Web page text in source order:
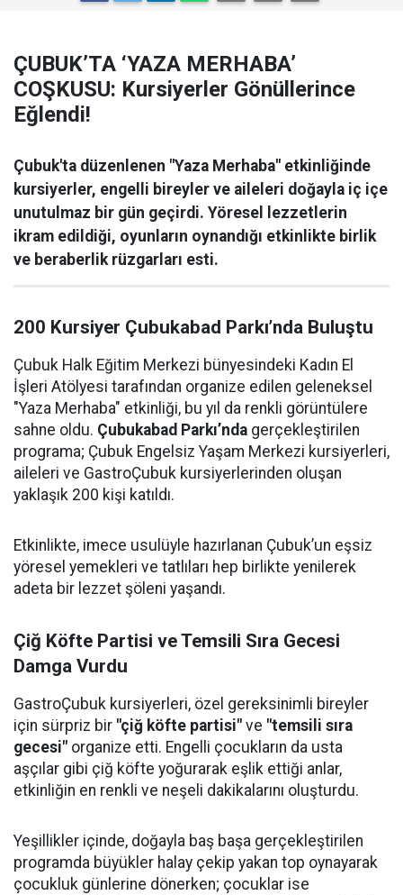
ÇUBUK’TA ‘YAZA MERHABA’
COŞKUSU: Kursiyerler Gönüllerince
Eğlendi!
Çubuk'ta düzenlenen "Yaza Merhaba" etkinliğinde
kursiyerler, engelli bireyler ve aileleri doğayla iç içe
unutulmaz bir gün geçirdi. Yöresel lezzetlerin
ikram edildiği, oyunların oynandığı etkinlikte birlik
ve beraberlik rüzgarları esti.
200 Kursiyer Çubukabad Parkı’nda Buluştu
Çubuk Halk Eğitim Merkezi bünyesindeki Kadın El
İşleri Atölyesi tarafından organize edilen geleneksel
"Yaza Merhaba" etkinliği, bu yıl da renkli görüntülere
sahne oldu. Çubukabad Parkı’nda gerçekleştirilen
programa; Çubuk Engelsiz Yaşam Merkezi kursiyerleri,
aileleri ve GastroÇubuk kursiyerlerinden oluşan
yaklaşık 200 kişi katıldı.
Etkinlikte, imece usulüyle hazırlanan Çubuk’un eşsiz
yöresel yemekleri ve tatlıları hep birlikte yenilerek
adeta bir lezzet şöleni yaşandı.
Çiğ Köfte Partisi ve Temsili Sıra Gecesi
Damga Vurdu
GastroÇubuk kursiyerleri, özel gereksinimli bireyler
için sürpriz bir "çiğ köfte partisi" ve "temsili sıra
gecesi" organize etti. Engelli çocukların da usta
aşçılar gibi çiğ köfte yoğurarak eşlik ettiği anlar,
etkinliğin en renkli ve neşeli dakikalarını oluşturdu.
Yeşillikler içinde, doğayla baş başa gerçekleştirilen
programda büyükler halay çekip yakan top oynayarak
çocukluk günlerine dönerken; çocuklar ise